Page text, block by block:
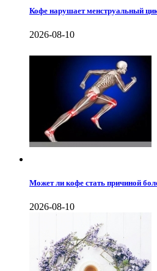
Кофе нарушает менструальный
2026-08-10
Может ли кофе стать причиной
2026-08-10